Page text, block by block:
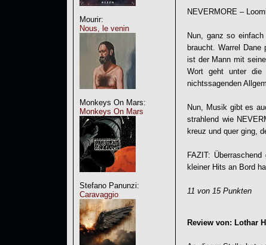
Mourir:
Nous, le venin
Monkeys On Mars:
Monkeys On Mars
Stefano Panunzi:
Caravaggio
NEVERMORE –
Nun, ganz so
braucht. Warrel Dane
ist der Mann mit
Wort geht unter die
nichtssagenden
Nun, Musik gibt es
strahlend wie
kreuz und quer ging,
FAZIT:
kleiner Hits an Bord
11 von 15 Punkten
Review von: Lothar